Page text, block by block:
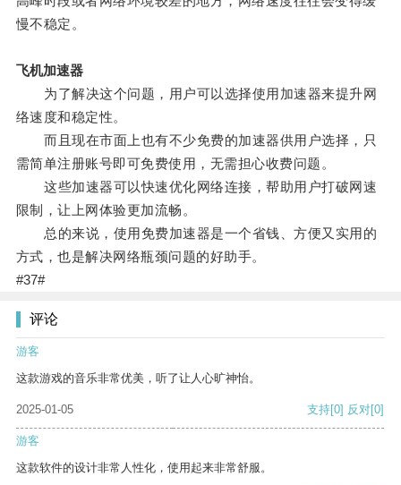
慢不稳定。
飞机加速器
为了解决这个问题，用户可以选择使用加速器来提升网
络速度和稳定性。
而且现在市面上也有不少免费的加速器供用户选择，只
需简单注册账号即可免费使用，无需担心收费问题。
这些加速器可以快速优化网络连接，帮助用户打破网速
限制，让上网体验更加流畅。
总的来说，使用免费加速器是一个省钱、方便又实用的
方式，也是解决网络瓶颈问题的好助手。
#37#
评论
游客
这款游戏的音乐非常优美，听了让人心旷神怡。
2025-01-05 支持[0] 反对[0]
游客
这款软件的设计非常人性化，使用起来非常舒服。